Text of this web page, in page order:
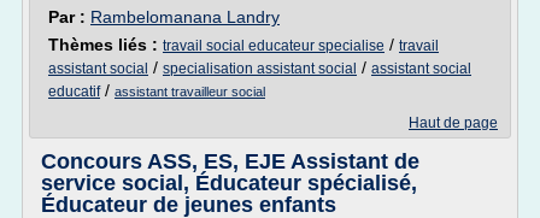
Par : Rambelomanana Landry
Thèmes liés : travail social educateur specialise / travail
assistant social / specialisation assistant social / assistant social
educatif/ assistant travailleur social
Haut de page
Concours ASS, ES, EJE Assistant de
service social, Éducateur spécialisé,
Éducateur de jeunes enfants